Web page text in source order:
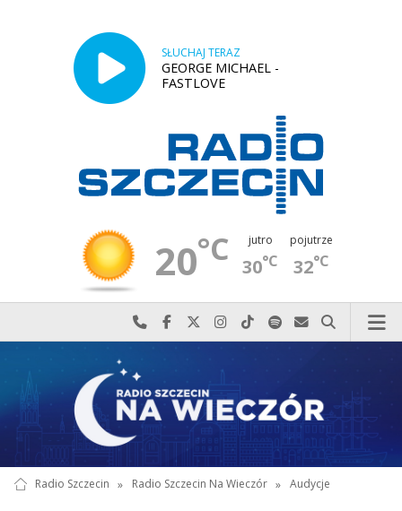
SŁUCHAJ TERAZ
GEORGE MICHAEL -
FASTLOVE
20°C jutro
30°C
pojutrze
32°C
Najlepiej po prostu do nas zadzwoń
Odwiedź nas na Facebook-u
Odwiedź nas na X
Odwiedź nas na Instagram-ie
Odwiedź nas na TikTok-u
Szukaj nas na Spotify
Wyślij do nas
Szukaj
Radio Szczecin » Radio Szczecin Na Wieczór » Audycje